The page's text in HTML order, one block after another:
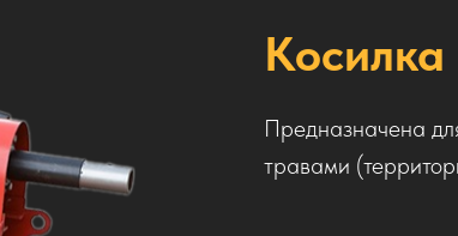
Предназначена
травами